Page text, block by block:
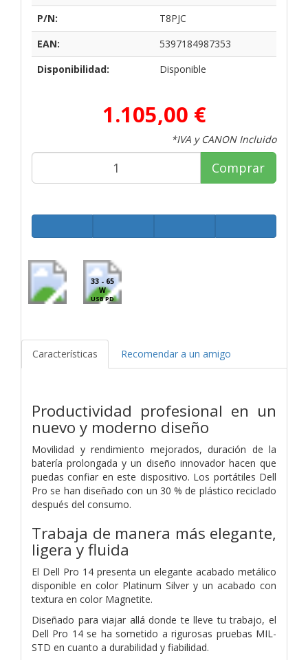
P/N:
T8PJC
EAN:
5397184987353
Disponibilidad:
Disponible
1.105,00 €
*IVA y CANON Incluido
Comprar
33 - 65
W
USB PD
Características Recomendar a un amigo
Productividad profesional en un
nuevo y moderno diseño
Movilidad y rendimiento mejorados, duración de la
batería prolongada y un diseño innovador hacen que
puedas confiar en este dispositivo. Los portátiles Dell
Pro se han diseñado con un 30 % de plástico reciclado
después del consumo.
Trabaja de manera más elegante,
ligera y fluida
El Dell Pro 14 presenta un elegante acabado metálico
disponible en color Platinum Silver y un acabado con
textura en color Magnetite.
Diseñado para viajar allá donde te lleve tu trabajo, el
Dell Pro 14 se ha sometido a rigurosas pruebas MIL-
STD en cuanto a durabilidad y fiabilidad.